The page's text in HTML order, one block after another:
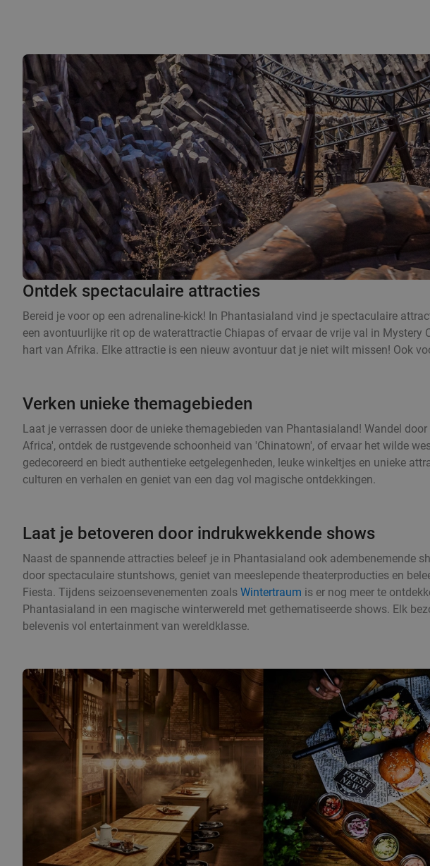
Ontdek spectaculaire attracties
Bereid je voor op een adrenaline-kick! In Phantasialand vind je spectaculaire
een avontuurlijke rit op de waterattractie Chiapas of ervaar de vrije val in
hart van Afrika. Elke attractie is een nieuw avontuur dat je niet wilt missen! Ook
Verken unieke themagebieden
Laat je verrassen door de unieke themagebieden van Phantasialand! Wandel
Africa', ontdek de rustgevende schoonheid van 'Chinatown', of ervaar het wilde
gedecoreerd en biedt authentieke eetgelegenheden, leuke winkeltjes en unieke
culturen en verhalen en geniet van een dag vol magische ontdekkingen.
Laat je betoveren door indrukwekkende shows
Naast de spannende attracties beleef je in Phantasialand ook adembenemende
door spectaculaire stuntshows, geniet van meeslepende theaterproducties en
Fiesta. Tijdens seizoensevenementen zoals Wintertraum is er nog meer te
Phantasialand in een magische winterwereld met gethematiseerde shows. Elk
belevenis vol entertainment van wereldklasse.